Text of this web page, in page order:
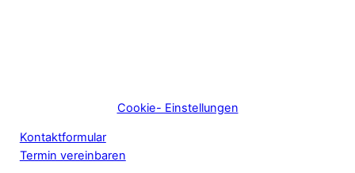
Cookie- Einstellungen
Kontaktformular
Termin vereinbaren